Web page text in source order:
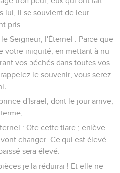
lui, il se souvient de leur
pris.
Seigneur, l'Éternel : Parce que
votre iniquité, en mettant à nu
vos péchés dans toutes vos
le souvenir, vous serez
d'Israël, dont le jour arrive,
: Ote cette tiare ; enlève
changer. Ce qui est élevé
sera élevé.
je la réduirai ! Et elle ne